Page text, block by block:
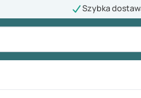
Szybka